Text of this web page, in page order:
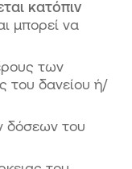
κατόπιν
μπορεί να
των
του δανείου ή/
δόσεων του